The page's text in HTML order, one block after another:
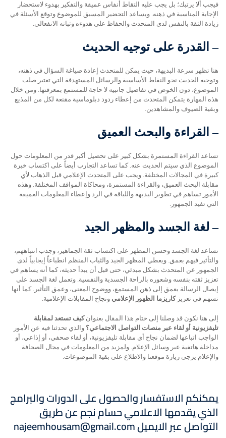
فيجب ألا يرتبك؛ بل يجب عليه التقاط أنفاس عميقة والتفكير بهدوء لاستحضار
الإجابة المناسبة في ذهنه. ويساعد التحضير المسبق للموضوع وتوقع الأسئلة في
زيادة الثقة بالنفس لدى المتحدث والحفاظ على هدوءه وثباته الانفعالي.
– القدرة على توجيه الحديث
هنا تظهر سرعة البديهة، حيث يمكن للمتحدث إعادة صياغة السؤال في ذهنه،
وتوجيه الحديث نحو النقاط الأساسية والرسائل المستهدفة التي تعتبر صلب
الموضوع، دون الخوض في تفاصيل جانبيه لا حاجة للمستمع بمعرفتها. ومن خلال
هذه المهارة يتمكن المتحدث من إعطاء ردود دبلوماسية مقنعة لكل من المذيع
وبقية الضيوف والمشاهدين.
– القراءة والبحث العميق
تساعد القراءة المستمرة بشكل كبير على تحصيل أكبر قدر من المعلومات حول
الموضوع الذي سيتم الحديث عنه. كما تساعد التجارب أيضاً على اكتساب خبرة
كبيرة في المجالات المختلفة. ويجب على المتحدث الإعلامي قبل الذهاب لأي
مقابلة البحث العميق، والقراءة المستمرة، ومحاكاة المواقف المختلفة. وهذه
الأمور تساهم في تطوير البديهة واللباقة في الرد وإعطاء المعلومات العميقة
التي تفيد الجمهور.
– لغة الجسد والمظهر الجيد
تساعد لغة الجسد وحسن المظهر على اكتساب ثقة الجماهير، وجذب انتباههم،
والتأثير فيهم بعمق. ويعطي المظهر الجيد والثياب المنظم انطباعاً إيجابياً لدى
الجمهور عن المتحدث بشكل مبدئي، حتى قبل أن يبدأ حديثه، كما أنه يساهم في
تعزيز ثقته بنفسه وشعوره بالراحة الجسدية والنفسية. وتعمل لغة الجسد على
إيصال الرسالة بعمق إلى ذهن المستمع، ووضوح المعنى، وعمق التأثير. كما أنها
تسهم في تعزيزكاريزما الظهور الإعلامي ونجاح المقابلات الإعلامية.
إلى هنا نكون قد وصلنا إلى ختام هذا المقال بعنوانكيف تستعد لمقابلة
تليفزيونية أو لقاء عبر منصات التواصل الاجتماعي؟ والذي تحدثنا فيه عن الأمور
الواجب اتباعها لضمان نجاح أي مقابلة تليفزيونية، أو لقاء صحفي، أو إذاعي، أو
مداخلة هاتفية عبر وسائل الإعلام. ولمزيد من المعلومات في مجال الصحافة
والإعلام يرجى زيارة موقعنا والاطلاع على بقية الموضوعات.
يمكنكم الاستفسار والحصول على الدورات والبرامج
الذي يقدمها الاعلامي حسام نجم عن طريق
التواصلعبر الايميل